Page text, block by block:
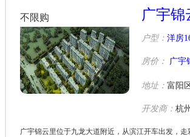
不限购 广宇锦
户型： 洋房
房价： 广宇
地址： 富阳
开发商： 杭
广宇锦云里位于九龙大道附近，从滨江开车出发，